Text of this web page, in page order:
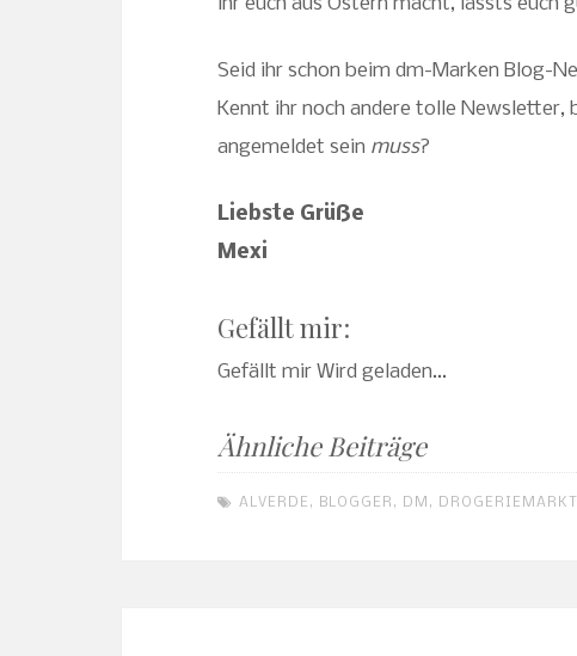
Seid ihr schon beim dm-Marken Blog-
Kennt ihr noch andere tolle Newsletter,
angemeldet sein muss?
Liebste Grüße
Mexi
Gefällt mir:
Gefällt mir Wird geladen...
Ähnliche Beiträge
ALVERDE , BLOGGER , DM , DROGERIEMARKT